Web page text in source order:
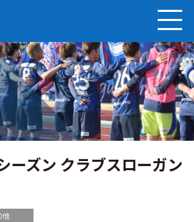
ーズン クラブスローガン
他